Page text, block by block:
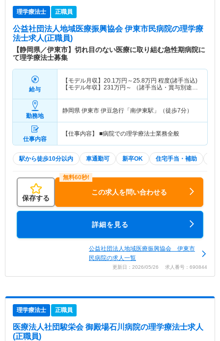
理学療法士 正職員
公益社団法人地域医療振興協会 伊東市民病院の理学療
法士求人(正職員)
【静岡県／伊東市】切れ目のない医療に取り組む急性期病院に
て理学療法士募集
給与
【モデル月収】 20.1万円～25.8万円 程度(諸手当込)
【モデル年収】 231万円～
（諸手当込・賞与別途支
勤務地
静岡県 伊東市 伊豆急行「南伊東駅」（徒歩7分）
仕事内容
【仕事内容】 ■病院での理学療法士業務全般
駅から徒歩10分以内 車通勤可 新卒OK 住宅手当・補助
保存する
この求人を問い合わせる
詳細を見る
公益社団法人地域医療振興協会 伊東市
民病院の求人一覧
更新日：2026/05/26 求人番号：690844
理学療法士 正職員
医療法人社団駿栄会 御殿場石川病院の理学療法士求人
(正職員)